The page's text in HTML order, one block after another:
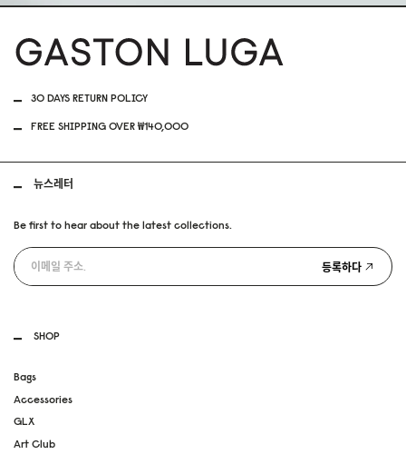
30 DAYS RETURN POLICY
FREE SHIPPING OVER ₩140,000
SHOP
Bags
Accessories
GLX
Art Club
뉴스레터
Be first to hear about the latest collections.
등록하다